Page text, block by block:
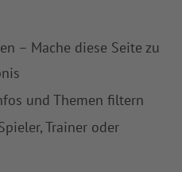
– Mache diese Seite zu
und Themen filtern
Trainer oder